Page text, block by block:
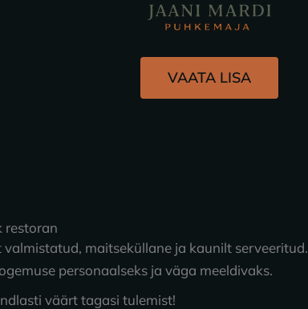
VAATA LISA
restoran
maitseküllane ja kaunilt serveeritud.
personaalseks ja väga meeldivaks.
väärt tagasi tulemist!